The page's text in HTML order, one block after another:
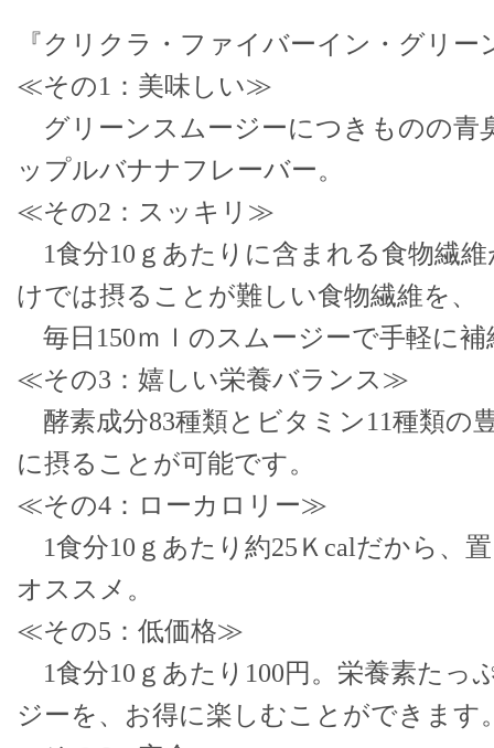
『クリクラ・ファイバーイン・グリ
≪その1：美味しい≫
グリーンスムージーにつきものの青
ップルバナナフレーバー。
≪その2：スッキリ≫
1食分10ｇあたりに含まれる食物繊維
けでは摂ることが難しい食物繊維を、
毎日150ｍｌのスムージーで手軽に
≪その3：嬉しい栄養バランス≫
酵素成分83種類とビタミン11種類の
に摂ることが可能です。
≪その4：ローカロリー≫
1食分10ｇあたり約25Ｋcalだから、
オススメ。
≪その5：低価格≫
1食分10ｇあたり100円。栄養素たっ
ジーを、お得に楽しむことができます